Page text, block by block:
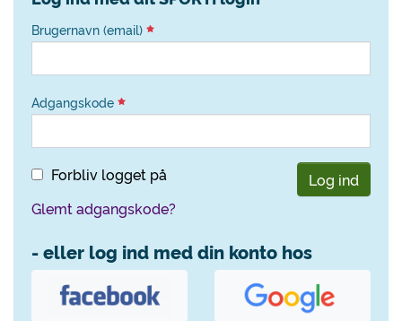
Brugernavn (email)
Adgangskode
Forbliv logget på
Log ind
Glemt adgangskode?
- eller log ind med din konto hos